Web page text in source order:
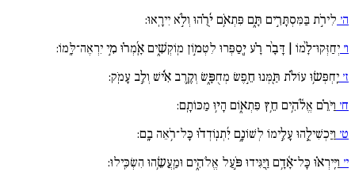
ה׳ לִירֹ֣ת בַּמִּסְתָּרִ֣ים תָּ֑ם פִּתְאֹ֥ם יֹ֜רֻ֗הוּ וְלֹ֣א יִירָֽאוּ:
ו׳ יְחַזְּקוּ־לָ֨מוֹ | דָּבָ֨ר רָ֗ע יְ֖סַפְּרוּ לִטְמ֣וֹן מֽוֹקְשִׁ֑ים אָֽ֜מְר֗וּ מִ֣י יִרְאֶה־לָּֽמוֹ:
ז׳ יַֽחְפְּשׂ֥וּ עוֹלֹ֗ת תַּ֖מְּנוּ חֵ֣פֶשׂ מְחֻפָּ֑שׂ וְקֶ֥רֶב אִ֜֗ישׁ וְלֵ֣ב עָמֹֽק:
ח׳ וַיֹּרֵ֗ם אֱלֹ֫הִ֥ים חֵ֥ץ פִּתְא֑וֹם הָי֥וּ מַכּוֹתָֽם:
ט׳ וַיַּכְשִׁילֻ֣הוּ עָלֵ֣ימוֹ לְשׁוֹנָ֑ם יִ֜תְנֽוֹדְד֗וּ כָּל־רֹ֥אֵה בָֽם:
י׳ וַיִּֽירְא֗וּ כָּל־אָ֫דָ֥ם וַ֖יַּגִּידוּ פֹּ֣עַל אֱלֹהִ֑ים וּמַֽעֲשֵׂ֥הוּ הִשְׂכִּֽילוּ: